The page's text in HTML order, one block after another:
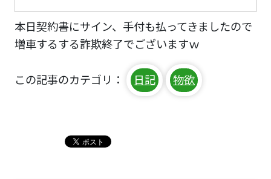
本日契約書にサイン、手付も払ってきましたので
増車するする詐欺終了でございますｗ
この記事のカテゴリ： 日記 物欲